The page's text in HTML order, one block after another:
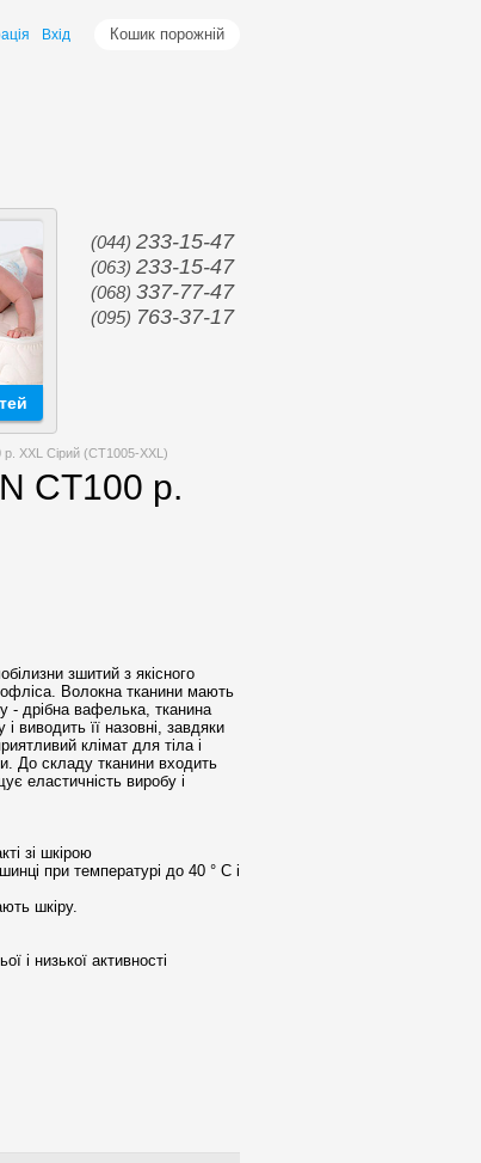
Кошик порожній
Вхід
(044) 233-15-47
(063) 233-15-47
(068) 337-77-47
(095) 763-37-17
XXL Сірий (CT1005-XXL)
CT100 р.
зшитий з якісного
Волокна тканини мають
- дрібна вафелька, тканина
виводить її назовні, завдяки
клімат для тіла і
До складу тканини входить
еластичність виробу і
зі шкірою
при температурі до 40 ° С і
шкіру.
і низької активності